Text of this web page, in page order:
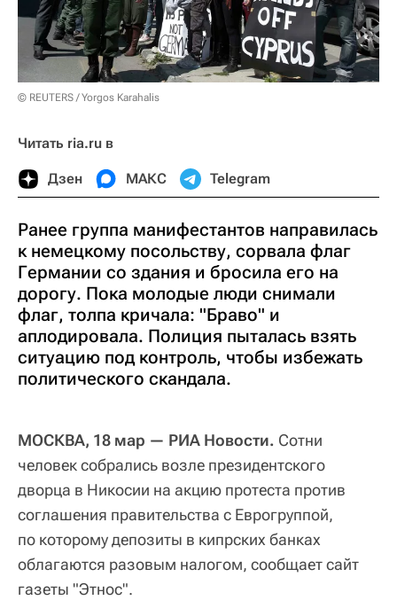
© REUTERS / Yorgos Karahalis
Читать ria.ru в
Дзен МАКС Telegram
Ранее группа манифестантов направилась
к немецкому посольству, сорвала флаг
Германии со здания и бросила его на
дорогу. Пока молодые люди снимали
флаг, толпа кричала: "Браво" и
аплодировала. Полиция пыталась взять
ситуацию под контроль, чтобы избежать
политического скандала.
МОСКВА, 18 мар — РИА Новости. Сотни
человек собрались возле президентского
дворца в Никосии на акцию протеста против
соглашения правительства с Еврогруппой,
по которому депозиты в кипрских банках
облагаются разовым налогом, сообщает сайт
газеты "Этнос".